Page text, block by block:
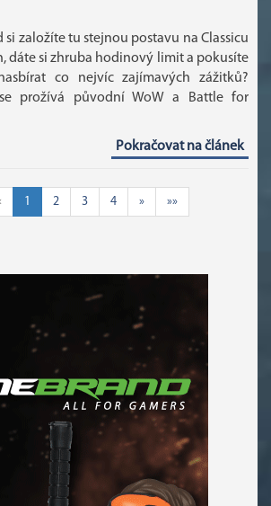
si založíte tu stejnou postavu na Classicu
dáte si zhruba hodinový limit a pokusíte
co nejvíc zajímavých zážitků?
prožívá původní WoW a Battle for
Pokračovat na článek
1 2 3 4 » »»